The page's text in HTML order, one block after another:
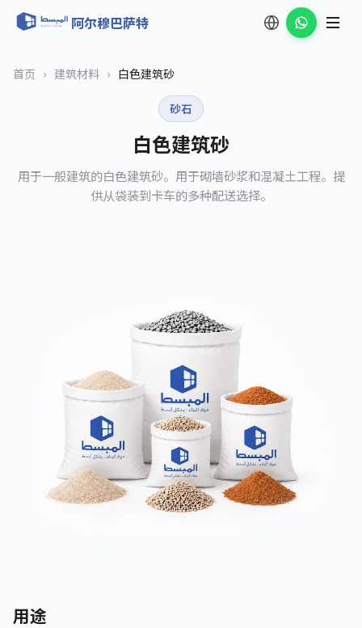
阿尔穆巴萨特
首页 › 建筑材料 › 白色建筑砂
砂石
白色建筑砂
用于一般建筑的白色建筑砂。用于砌墙砂浆和混凝土工程。提
供从袋装到卡车的多种配送选择。
用途